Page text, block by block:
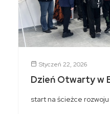
Styczeń 22, 2026
Dzień Otwarty w
start na ścieżce